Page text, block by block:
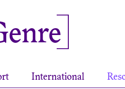
International